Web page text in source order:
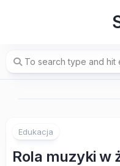
Edukacja
Rola muzyki w